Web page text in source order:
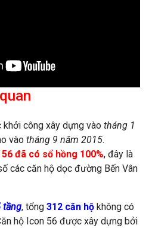
công xây dựng vào tháng 1
vào tháng 9 năm 2015.
đã có sổ hồng 100%, đây là
các căn hộ dọc đường Bến Vân
tầng, tổng 312 căn hộ không có
hộ Icon 56 được xây dựng bởi